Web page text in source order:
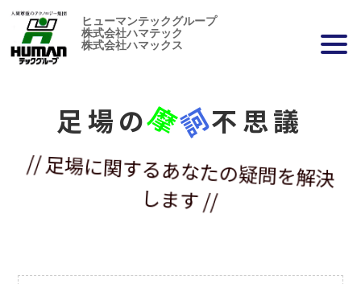
ヒューマンテックグループ
株式会社ハマテック
株式会社ハマックス
足場の摩訶不思議
// 足場に関するあなたの疑問を解決
します //